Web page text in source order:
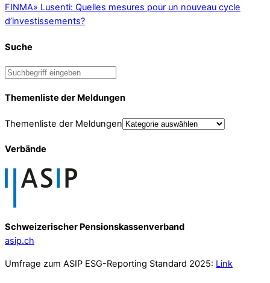
FINMA» Lusenti: Quelles mesures pour un nouveau cycle
d’investissements?
Suche
Themenliste der Meldungen
Themenliste der Meldungen
Verbände
Schweizerischer Pensionskassenverband
asip.ch
Umfrage zum ASIP ESG-Reporting Standard 2025: Link